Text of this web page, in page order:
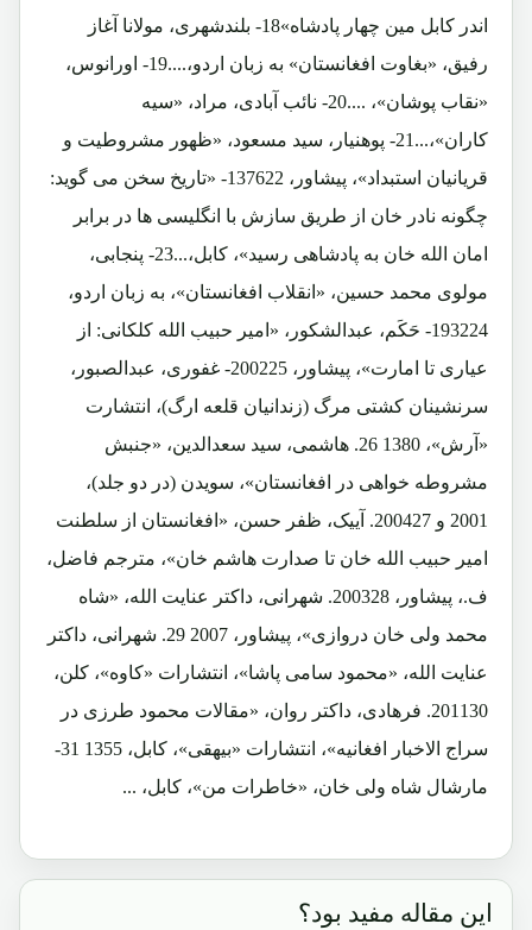
اندر کابل مین چهار پادشاه»18- بلندشهری، مولانا آغاز
رفیق، «بغاوت افغانستان» به زبان اردو،....19- اورانوس،
«نقاب پوشان»، ....20- نائب آبادی، مراد، «سیه
کاران»،...21- پوهنیار، سید مسعود، «ظهور مشروطیت و
قریانیان استبداد»، پیشاور، 137622- «تاریخ سخن می گوید:
چگونه نادر خان از طریق سازش با انگلیسی ها در برابر
امان الله خان به پادشاهی رسید»، کابل،...23- پنجابی،
مولوی محمد حسین، «انقلاب افغانستان»، به زبان اردو،
193224- حَکَم، عبدالشکور، «امیر حبیب الله کلکانی: از
عیاری تا امارت»، پیشاور، 200225- غفوری، عبدالصبور،
سرنشینان کشتی مرگ (زندانیان قلعه ارگ)، انتشارت
«آرش»، 1380 26. هاشمی، سید سعدالدین، «جنبش
مشروطه خواهی در افغانستان»، سویدن (در دو جلد)،
2001 و 200427. آییک، ظفر حسن، «افغانستان از سلطنت
امیر حبیب الله خان تا صدارت هاشم خان»، مترجم فاضل،
ف.، پیشاور، 200328. شهرانی، داکتر عنایت الله، «شاه
محمد ولی خان دروازی»، پیشاور، 2007 29. شهرانی، داکتر
عنایت الله، «محمود سامی پاشا»، انتشارات «کاوه»، کلن،
201130. فرهادی، داکتر روان، «مقالات محمود طرزی در
سراج الاخبار افغانیه»، انتشارات «بیهقی»، کابل، 1355 31-
مارشال شاه ولی خان، «خاطرات من»، کابل، ...
این مقاله مفید بود؟